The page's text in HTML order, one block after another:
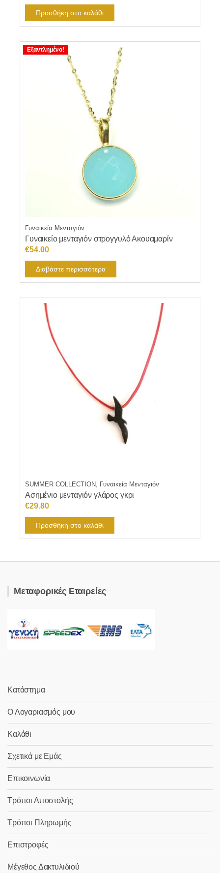
Προσθήκη στο καλάθι
Εξαντλημένο!
Γυναικεία Μενταγιόν
Γυναικείο μενταγιόν στρογγυλό Ακουαμαρίν
€54.00
Διαβάστε περισσότερα
SUMMER COLLECTION, Γυναικεία Μενταγιόν
Ασημένιο μενταγιόν γλάρος γκρι
€29.80
Προσθήκη στο καλάθι
Μεταφορικές Εταιρείες
Κατάστημα
Ο Λογαριασμός μου
Καλάθι
Σχετικά με Εμάς
Επικοινωνία
Τρόποι Αποστολής
Τρόποι Πληρωμής
Επιστροφές
Μέγεθος Δακτυλιδιού